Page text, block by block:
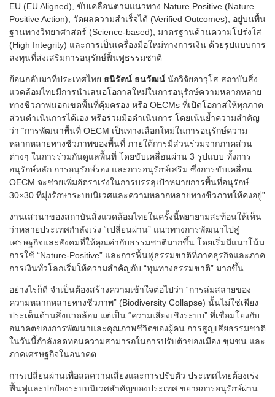
EU (EU Aligned), ขับเคลื่อนตามแนวทาง Nature Positive (Nature
Positive Action), วัดผลความสำเร็จได้ (Verified Outcomes), อยู่บนพื้น
ฐานทางวิทยาศาสตร์ (Science-based), มาตรฐานด้านความโปร่งใส
(High Integrity) และการเป็นเครื่องมือใหม่ทางการเงิน ด้วยรูปแบบการ
ลงทุนที่ส่งเสริมการอนุรักษ์ฟื้นฟูธรรมชาติ
ย้อนกลับมาที่ประเทศไทย ธนิรัตน์ ธนวัฒน์ นักวิจัยอาวุโส สถาบันสิ่ง
แวดล้อมไทยมีการนำเสนอโอกาสใหม่ในการอนุรักษ์ความหลากหลาย
ทางชีวภาพนอกเขตพื้นที่คุ้มครอง หรือ OECMs ที่เปิดโอกาสให้ทุกภาค
ส่วนดำเนินการได้เอง หรือร่วมมือดำเนินการ โดยเน้นย้ำความสำคัญ
ว่า “การพัฒนาพื้นที่ OECM เป็นทางเลือกใหม่ในการอนุรักษ์ความ
หลากหลายทางชีวภาพของพื้นที่ ภายใต้การมีส่วนร่วมจากภาคส่วน
ต่างๆ ในการร่วมกันดูแลพื้นที่ โดยขับเคลื่อนผ่าน 3 รูปแบบ ทั้งการ
อนุรักษ์หลัก การอนุรักษ์รอง และการอนุรักษ์เสริม ซึ่งการขับเคลื่อน
OECM จะช่วยเพิ่มอัตราเร่งในการบรรลุเป้าหมายการพื้นที่อนุรักษ์
30×30 ที่มุ่งรักษาระบบนิเวศและความหลากหลายทางชีวภาพให้คงอยู่”
งานเสวนาของสถาบันสิ่งแวดล้อมไทยในครั้งนี้พยายามสะท้อนให้เห็น
ว่าหลายประเทศกำลังเร่ง “เปลี่ยนผ่าน” แนวทางการพัฒนาไปสู่
เศรษฐกิจและสังคมที่ให้คุณค่ากับธรรมชาติมากขึ้น โดยเริ่มมีแนวโน้ม
การใช้ “Nature-Positive” และการฟื้นฟูธรรมชาติที่ภาคธุรกิจและภาค
การเงินทั่วโลกเริ่มให้ความสำคัญกับ “ทุนทางธรรมชาติ” มากขึ้น
อย่างไรก็ดี จำเป็นต้องสร้างความเข้าใจต่อไปว่า “การล่มสลายของ
ความหลากหลายทางชีวภาพ” (Biodiversity Collapse) นั้นไม่ใช่เพียง
ประเด็นด้านสิ่งแวดล้อม แต่เป็น “ความเสี่ยงเชิงระบบ” ที่เชื่อมโยงกับ
อนาคตของการพัฒนาและคุณภาพชีวิตของผู้คน การสูญเสียธรรมชาติ
ในวันนี้กำลังลดทอนความสามารถในการปรับตัวของเมือง ชุมชน และ
ภาคเศรษฐกิจในอนาคต
การเปลี่ยนผ่านเพื่อลดความเสี่ยงและการปรับตัว ประเทศไทยต้องเร่ง
ฟื้นฟูและปกป้องระบบนิเวศสำคัญของประเทศ ขยายการอนุรักษ์ผ่าน